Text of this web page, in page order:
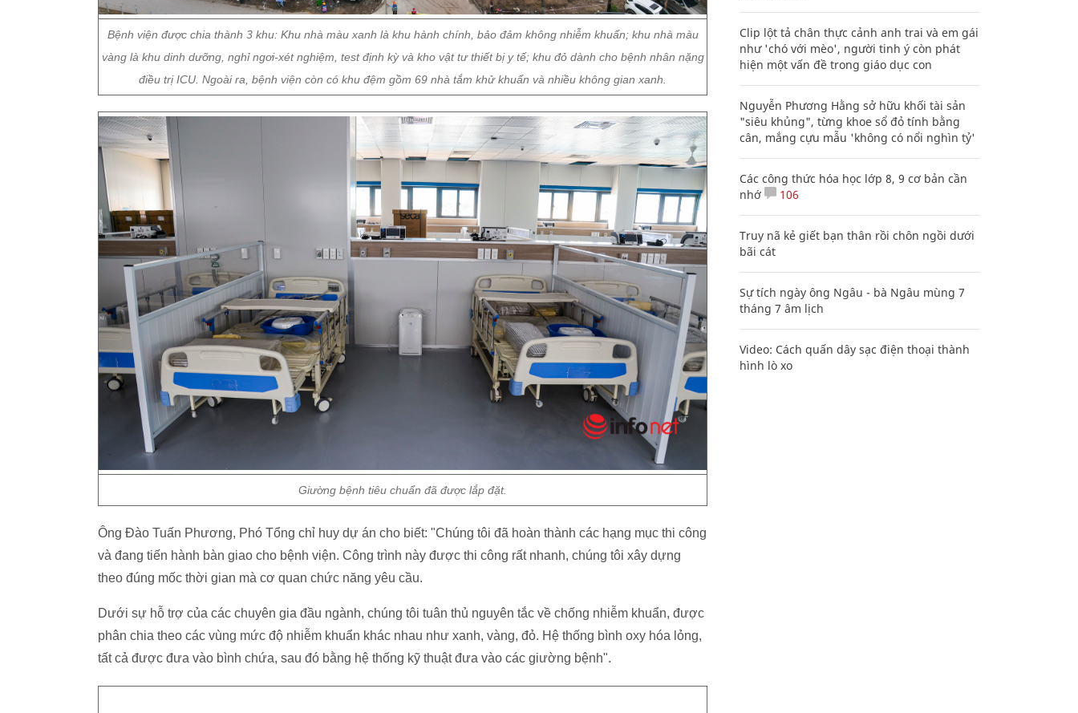
Bệnh viện được chia thành 3 khu: Khu nhà màu xanh là khu hành chính, bảo đảm không nhiễm khuẩn; khu nhà màu
vàng là khu dinh dưỡng, nghỉ ngơi-xét nghiệm, test định kỳ và kho vật tư thiết bị y tế; khu đỏ dành cho bệnh nhân nặng
điều trị ICU. Ngoài ra, bệnh viện còn có khu đệm gồm 69 nhà tắm khử khuẩn và nhiều không gian xanh.
Giường bệnh tiêu chuẩn đã được lắp đặt.
Ông Đào Tuấn Phương, Phó Tổng chỉ huy dự án cho biết: "Chúng tôi đã hoàn thành các hạng mục thi công
và đang tiến hành bàn giao cho bệnh viện. Công trình này được thi công rất nhanh, chúng tôi xây dựng
theo đúng mốc thời gian mà cơ quan chức năng yêu cầu.
Dưới sự hỗ trợ của các chuyên gia đầu ngành, chúng tôi tuân thủ nguyên tắc về chống nhiễm khuẩn, được
phân chia theo các vùng mức độ nhiễm khuẩn khác nhau như xanh, vàng, đỏ. Hệ thống bình oxy hóa lỏng,
tất cả được đưa vào bình chứa, sau đó bằng hệ thống kỹ thuật đưa vào các giường bệnh".
Clip lột tả chân thực cảnh anh trai và em gái
như 'chó với mèo', người tinh ý còn phát
hiện một vấn đề trong giáo dục con
Nguyễn Phương Hằng sở hữu khối tài sản
"siêu khủng", từng khoe sổ đỏ tính bằng
cân, mắng cựu mẫu 'không có nổi nghìn tỷ'
Các công thức hóa học lớp 8, 9 cơ bản cần
nhớ
106
Truy nã kẻ giết bạn thân rồi chôn ngồi dưới
bãi cát
Sự tích ngày ông Ngâu - bà Ngâu mùng 7
tháng 7 âm lịch
Video: Cách quấn dây sạc điện thoại thành
hình lò xo